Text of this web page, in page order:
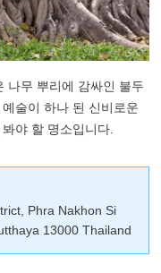
나무 뿌리에 감싸인 불두
술이 하나 된 신비로운
야 할 명소입니다.
Phra Nakhon Si
13000 Thailand